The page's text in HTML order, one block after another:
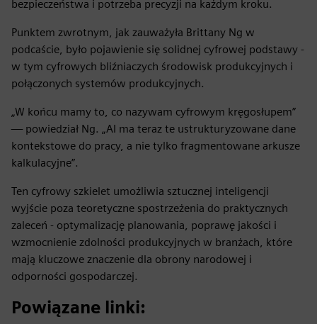
bezpieczeństwa i potrzeba precyzji na każdym kroku.
Punktem zwrotnym, jak zauważyła Brittany Ng w
podcaście, było pojawienie się solidnej cyfrowej podstawy -
w tym cyfrowych bliźniaczych środowisk produkcyjnych i
połączonych systemów produkcyjnych.
„W końcu mamy to, co nazywam cyfrowym kręgosłupem”
— powiedział Ng. „AI ma teraz te ustrukturyzowane dane
kontekstowe do pracy, a nie tylko fragmentowane arkusze
kalkulacyjne”.
Ten cyfrowy szkielet umożliwia sztucznej inteligencji
wyjście poza teoretyczne spostrzeżenia do praktycznych
zaleceń - optymalizację planowania, poprawę jakości i
wzmocnienie zdolności produkcyjnych w branżach, które
mają kluczowe znaczenie dla obrony narodowej i
odporności gospodarczej.
Powiązane linki: